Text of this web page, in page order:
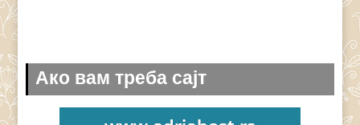
Ако вам треба сајт